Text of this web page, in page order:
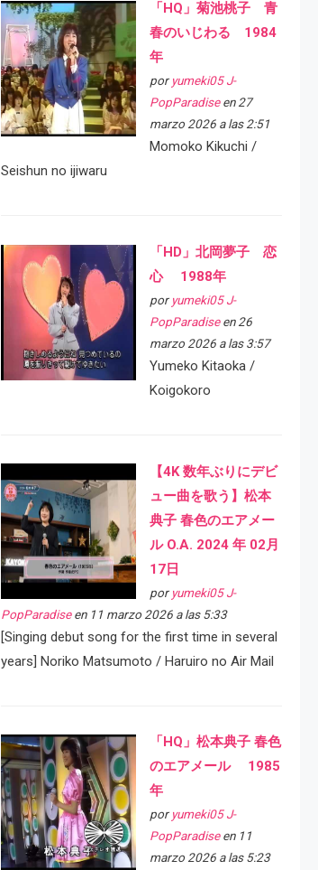
「HQ」菊池桃子 青
春のいじわる 1984
年
por yumeki05 J-
PopParadiseen 27
marzo 2026 a las 2:51
Momoko Kikuchi /
Seishun no ijiwaru
「HD」北岡夢子 恋
心 1988年
por yumeki05 J-
PopParadiseen 26
marzo 2026 a las 3:57
Yumeko Kitaoka /
Koigokoro
【4K 数年ぶりにデビ
ュー曲を歌う】松本
典子 春色のエアメー
ル O.A. 2024 年 02月
17日
por yumeki05 J-
PopParadiseen 11 marzo 2026 a las 5:33
[Singing debut song for the first time in several
years] Noriko Matsumoto / Haruiro no Air Mail
「HQ」松本典子 春色
のエアメール 1985
年
por yumeki05 J-
PopParadiseen 11
marzo 2026 a las 5:23